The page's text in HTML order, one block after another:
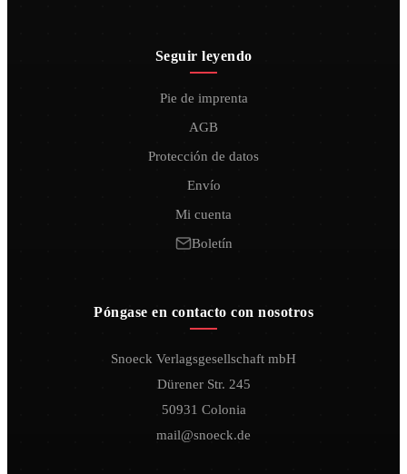
Seguir leyendo
Pie de imprenta
AGB
Protección de datos
Envío
Mi cuenta
Boletín
Póngase en contacto con nosotros
Snoeck Verlagsgesellschaft mbH
Dürener Str. 245
50931 Colonia
mail@snoeck.de